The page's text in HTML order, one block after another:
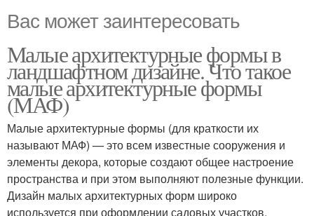
Вас может заинтересовать
Малые архитектурные формы в
ландшафтном дизайне. Что такое
малые архитектурные формы
(МАФ)
Малые архитектурные формы (для краткости их
называют МАФ) — это всем известные сооружения и
элементы декора, которые создают общее настроение
пространства и при этом выполняют полезные функции.
Дизайн малых архитектурных форм широко
используется при оформлении садовых участков.